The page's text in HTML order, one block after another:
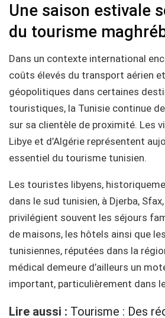
Une saison estivale
du tourisme
Dans un contexte international
coûts élevés du transport aérien
géopolitiques dans certaines
touristiques, la Tunisie continue
sur sa clientèle de proximité. Les
Libye et d’Algérie représentent
essentiel du tourisme tunisien.
Les touristes libyens,
dans le sud tunisien, à Djerba,
privilégient souvent les séjours
de maisons, les hôtels ainsi que
tunisiennes, réputées dans la
médical demeure d’ailleurs un
important, particulièrement dans
Lire aussi : Tourisme : Des